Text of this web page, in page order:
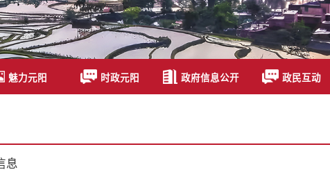
魅力元阳 时政元阳 政府信息公开 政民互动
息